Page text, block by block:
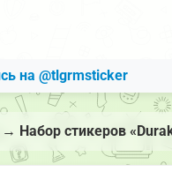
на @tlgrmsticker
→ Набор стикеров